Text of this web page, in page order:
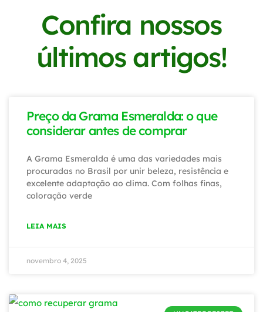
Confira nossos
últimos artigos!
Preço da Grama Esmeralda: o que
considerar antes de comprar
A Grama Esmeralda é uma das variedades mais
procuradas no Brasil por unir beleza, resistência e
excelente adaptação ao clima. Com folhas finas,
coloração verde
LEIA MAIS
novembro 4, 2025